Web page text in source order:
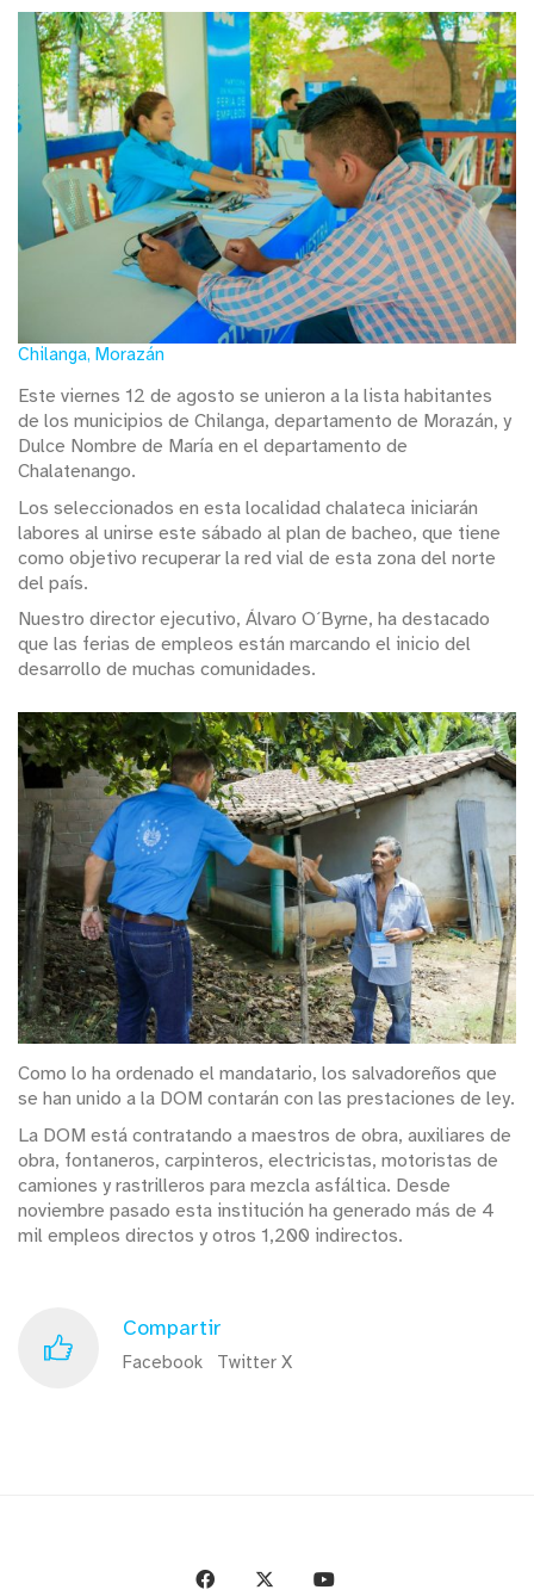
Chilanga, Morazán
Este viernes 12 de agosto se unieron a la lista habitantes
de los municipios de Chilanga, departamento de Morazán, y
Dulce Nombre de María en el departamento de
Chalatenango.
Los seleccionados en esta localidad chalateca iniciarán
labores al unirse este sábado al plan de bacheo, que tiene
como objetivo recuperar la red vial de esta zona del norte
del país.
Nuestro director ejecutivo, Álvaro O´Byrne, ha destacado
que las ferias de empleos están marcando el inicio del
desarrollo de muchas comunidades.
Como lo ha ordenado el mandatario, los salvadoreños que
se han unido a la DOM contarán con las prestaciones de ley.
La DOM está contratando a maestros de obra, auxiliares de
obra, fontaneros, carpinteros, electricistas, motoristas de
camiones y rastrilleros para mezcla asfáltica. Desde
noviembre pasado esta institución ha generado más de 4
mil empleos directos y otros 1,200 indirectos.
Compartir
Facebook Twitter X